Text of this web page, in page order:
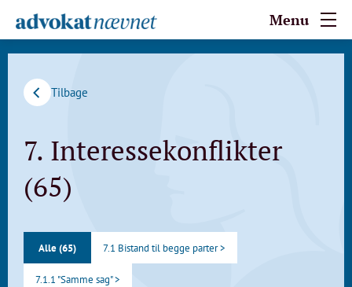
Menu
Tilbage
7. Interessekonflikter
(65)
Alle (65) 7.1 Bistand til begge parter >
7.1.1 "Samme sag" >